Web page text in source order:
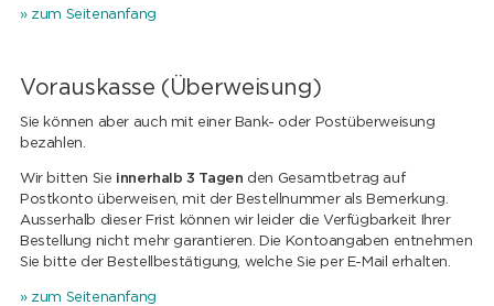
» zum Seitenanfang
Vorauskasse (Überweisung)
Sie können aber auch mit einer Bank- oder Postüberweisung
bezahlen.
Wir bitten Sie innerhalb 3 Tagen den Gesamtbetrag auf
Postkonto überweisen, mit der Bestellnummer als Bemerkung.
Ausserhalb dieser Frist können wir leider die Verfügbarkeit Ihrer
Bestellung nicht mehr garantieren. Die Kontoangaben entnehmen
Sie bitte der Bestellbestätigung, welche Sie per E-Mail erhalten.
» zum Seitenanfang